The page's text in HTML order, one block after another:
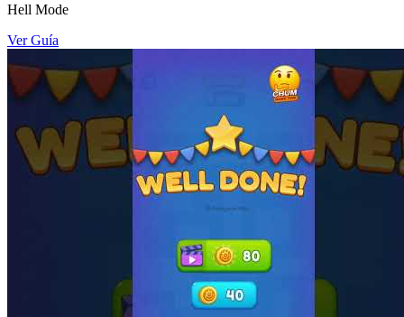
Hell Mode
Ver Guía